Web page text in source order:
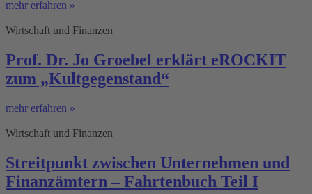
mehr erfahren »
Wirtschaft und Finanzen
Prof. Dr. Jo Groebel erklärt eROCKIT
zum „Kultgegenstand“
mehr erfahren »
Wirtschaft und Finanzen
Streitpunkt zwischen Unternehmen und
Finanzämtern – Fahrtenbuch Teil I